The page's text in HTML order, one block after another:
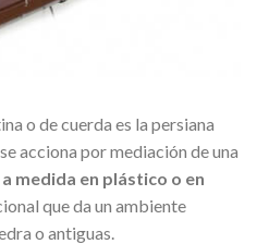
o de cuerda es la persiana
acciona por mediación de una
medida en plástico o en
que da un ambiente
o antiguas.